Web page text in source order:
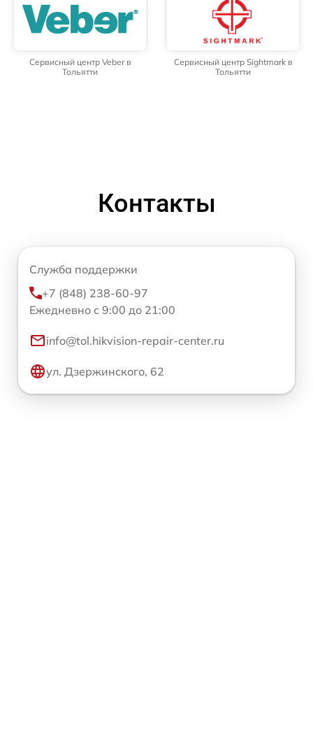
Сервисный центр Veber в
Тольятти
Сервисный центр Sightmark в
Тольятти
Контакты
Служба поддержки
+7 (848) 238-60-97
Ежедневно с 9:00 до 21:00
info@tol.hikvision-repair-center.ru
ул. Дзержинского, 62